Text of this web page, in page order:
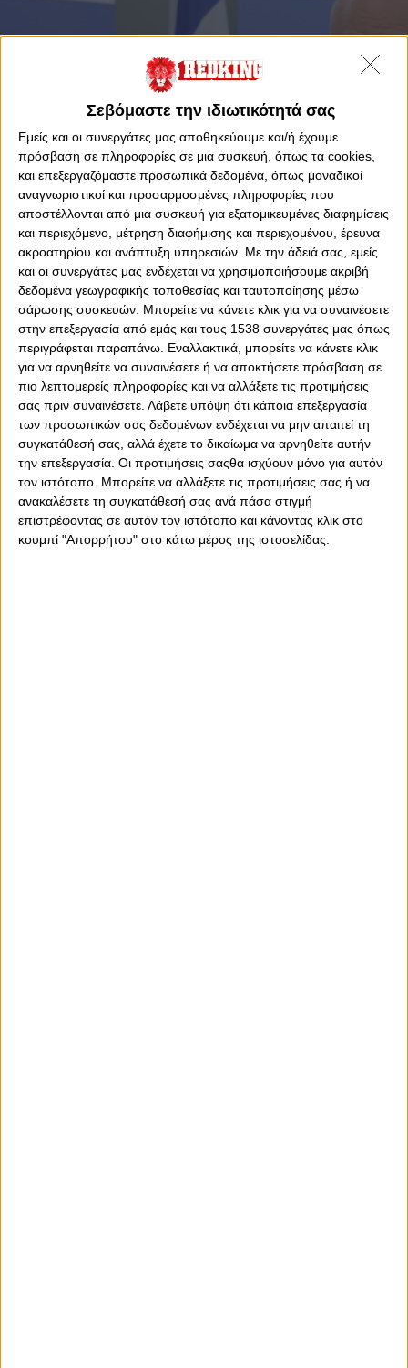
Σεβόμαστε την ιδιωτικότητά σας
Εμείς και οι συνεργάτες μας αποθηκεύουμε και/ή έχουμε
πρόσβαση σε πληροφορίες σε μια συσκευή, όπως τα cookies,
και επεξεργαζόμαστε προσωπικά δεδομένα, όπως μοναδικοί
αναγνωριστικοί και προσαρμοσμένες πληροφορίες που
αποστέλλονται από μια συσκευή για εξατομικευμένες διαφημίσεις
και περιεχόμενο, μέτρηση διαφήμισης και περιεχομένου, έρευνα
ακροατηρίου και ανάπτυξη υπηρεσιών. Με την άδειά σας, εμείς
και οι συνεργάτες μας ενδέχεται να χρησιμοποιήσουμε ακριβή
δεδομένα γεωγραφικής τοποθεσίας και ταυτοποίησης μέσω
σάρωσης συσκευών. Μπορείτε να κάνετε κλικ για να συναινέσετε
στην επεξεργασία από εμάς και τους 1538 συνεργάτες μας όπως
περιγράφεται παραπάνω. Εναλλακτικά, μπορείτε να κάνετε κλικ
για να αρνηθείτε να συναινέσετε ή να αποκτήσετε πρόσβαση σε
πιο λεπτομερείς πληροφορίες και να αλλάξετε τις προτιμήσεις
σας πριν συναινέσετε. Λάβετε υπόψη ότι κάποια επεξεργασία
των προσωπικών σας δεδομένων ενδέχεται να μην απαιτεί τη
συγκατάθεσή σας, αλλά έχετε το δικαίωμα να αρνηθείτε αυτήν
την επεξεργασία. Οι προτιμήσεις σαςθα ισχύουν μόνο για αυτόν
τον ιστότοπο. Μπορείτε να αλλάξετε τις προτιμήσεις σας ή να
ανακαλέσετε τη συγκατάθεσή σας ανά πάσα στιγμή
επιστρέφοντας σε αυτόν τον ιστότοπο και κάνοντας κλικ στο
κουμπί "Απορρήτου" στο κάτω μέρος της ιστοσελίδας.
0 0 SHARES
0
Ιστορική μέρα για τον
Ολυμπιακό είναι η Τρίτη
28/6/2022. Και αυτό, διότι υπογράφηκε, μεταξύ ΣΕΦ και
«ερυθρόλευκου» Ερασιτέχνη, το συμβόλαιο μίσθωσης
έκτασης για το νέο κολυμβητήριο!
Μετά την υπογραφή του ιστορικού συμβολαίου, ο πρόεδρος
του Ερασιτέχνη Ολυμπιακού, Μιχάλης Κουντούρης, δήλωσε: